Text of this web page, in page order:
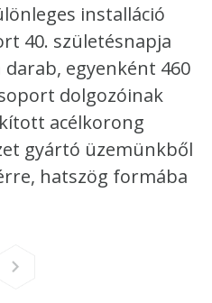
installáció
40. születésnapja
egyenként 460
dolgozóinak
acélkorong
gyártó üzemünkből
hatszög formába